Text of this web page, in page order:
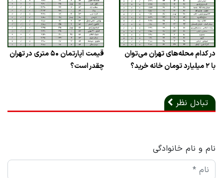
در کدام محله‌های تهران می‌توان
با ۲ میلیارد تومان خانه خرید؟
قیمت آپارتمان‌ ۵۰ متری در تهران
چقدر است؟
تبادل نظر
نام و نام خانوادگی